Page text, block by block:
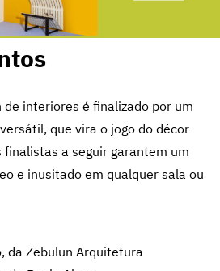
de interiores é finalizado por um
que vira o jogo do décor
finalistas a seguir garantem um
e inusitado em qualquer sala ou
da Zebulun Arquitetura